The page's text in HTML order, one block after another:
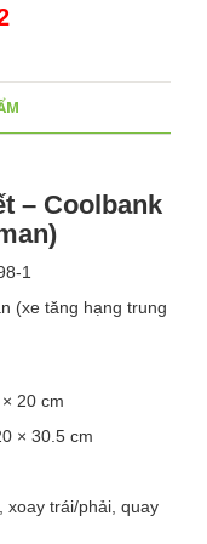
– Coolbank
1
(xe tăng hạng trung
20 cm
× 30.5 cm
xoay trái/phải, quay